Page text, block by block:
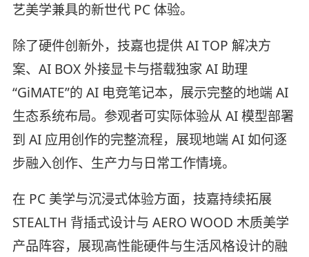
艺美学兼具的新世代 PC 体验。
除了硬件创新外，技嘉也提供 AI TOP 解决方
案、AI BOX 外接显卡与搭载独家 AI 助理
“GiMATE”的 AI 电竞笔记本，展示完整的地端 AI
生态系统布局。参观者可实际体验从 AI 模型部署
到 AI 应用创作的完整流程，展现地端 AI 如何逐
步融入创作、生产力与日常工作情境。
在 PC 美学与沉浸式体验方面，技嘉持续拓展
STEALTH 背插式设计与 AERO WOOD 木质美学
产品阵容，展现高性能硬件与生活风格设计的融